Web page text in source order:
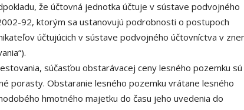
že účtovná jednotka účtuje v sústave podvojného
92, ktorým sa ustanovujú podrobnosti o postupoch
účtujúcich v sústave podvojného účtovníctva v
súčasťou obstarávacej ceny lesného pozemku sú
porasty. Obstaranie lesného pozemku vrátane lesného
hmotného majetku do času jeho uvedenia do